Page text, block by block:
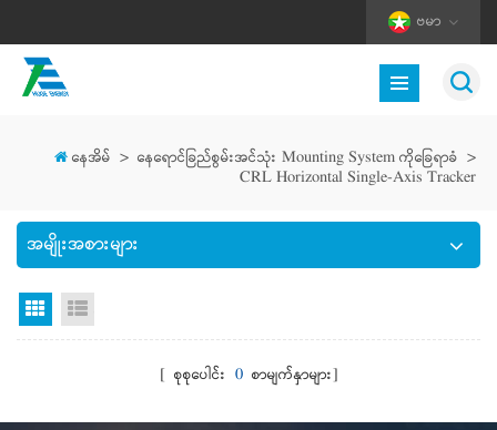
ဗမာ
နေအိမ် > နေရောင်ခြည်စွမ်းအင်သုံး Mounting System ကိုခြေရာခံ >
CRL Horizontal Single-Axis Tracker
အမျိုးအစားများ
Grid မြင်ကွင်း
[ စုစုပေါင်း 0စာမျက်နှာများ]